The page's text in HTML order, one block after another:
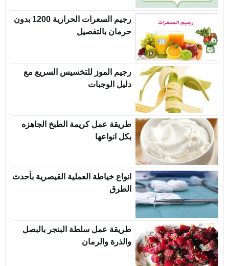
رجيم السعرات الحرارية 1200 بدون
حرمان بالتفصيل
رجيم الموز للتخسيس السريع مع
دليل الوجبات
طريقة عمل كريمة الطبخ الجاهزه
بكل انواعها
انواع خياطة العملية القيصرية بأحدث
الطرق
طريقة عمل سلطة البنجر بالبصل
والذرة والرمان